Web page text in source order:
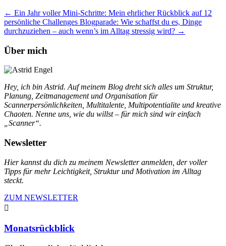
← Ein Jahr voller Mini-Schritte: Mein ehrlicher Rückblick auf 12
persönliche Challenges Blogparade: Wie schaffst du es, Dinge
durchzuziehen – auch wenn’s im Alltag stressig wird? →
Über mich
Hey, ich bin Astrid. Auf meinem Blog dreht sich alles um Struktur,
Planung, Zeitmanagement und Organisation für
Scannerpersönlichkeiten, Multitalente, Multipotentialite und kreative
Chaoten. Nenne uns, wie du willst – für mich sind wir einfach
„Scanner“.
Newsletter
Hier kannst du dich zu meinem Newsletter anmelden, der voller
Tipps für mehr Leichtigkeit, Struktur und Motivation im Alltag
steckt.
ZUM NEWSLETTER

Monatsrückblick